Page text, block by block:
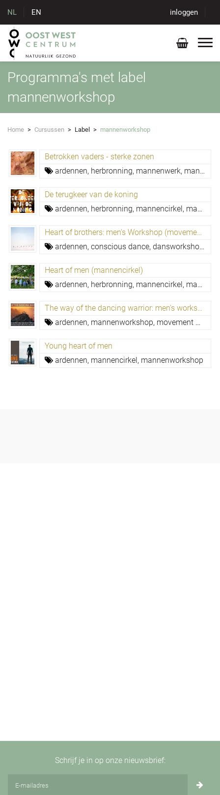
NL EN inloggen
Programma's met label
mannenworkshop
Home > Cursussen > Label > mannenworkshop
Betrokken vaders - sterke zonen
ardennen, herbronning, mannenwerk, mannenworkshop
De terugkeer van de koning
ardennen, herbronning, mannencirkel, mannenwerk,
Heart of brothers: men's Workshop (movement medicine)
ardennen, conscious dance, dansworkshop,
Heart of men (mannencirkel)
ardennen, herbronning, mannencirkel, mannenwerk,
The way of the dancing warrior: men's workshop
ardennen, mannenworkshop, movement medicine
Young heart of men
ardennen, mannencirkel, mannenworkshop
Schrijf je in op onze nieuwsbrief: